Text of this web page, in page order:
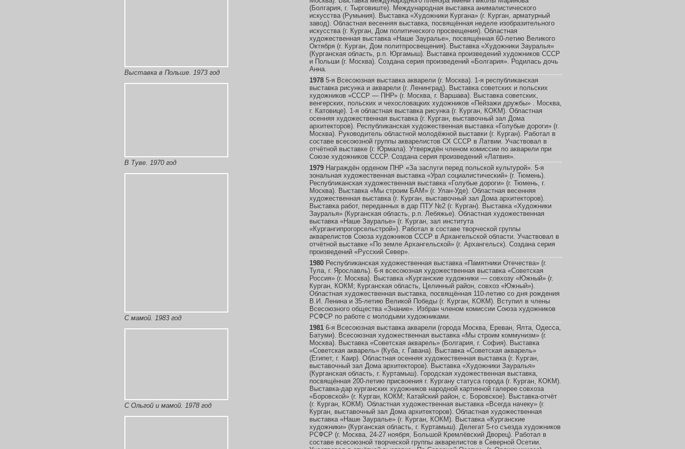
Выставка в Польше. 1973 год
В Туве. 1970 год
С мамой. 1983 год
С Ольгой и мамой. 1978 год
(Болгария, г. Тырговиште). Международная выставка анималистического
искусства (Румыния). Выставка «Художники Кургана» (г. Курган, арматурный
завод). Областная весенняя выставка, посвящённая неделе изобразительного
искусства (г. Курган, Дом политического просвещения). Областная
художественная выставка «Наше Зауралье», посвящённая 60-летию Великого
Октября (г. Курган, Дом политпросвещения). Выставка «Художники Зауралья»
(Курганская область, р.п. Юргамыш). Выставка произведений художников СССР
и Польши (г. Москва). Создана серия произведений «Болгария». Родилась дочь
Анна.
1978 5-я Всесоюзная выставка акварели (г. Москва). 1-я республиканская
выставка рисунка и акварели (г. Ленинград). Выставка советских и польских
художников «СССР — ПНР» (г. Москва, г. Варшава). Выставка советских,
венгерских, польских и чехословацких художников «Пейзажи дружбы» . Москва,
г. Катовице). 1-я областная выставка рисунка (г. Курган, КОКМ). Областная
осенняя художественная выставка (г. Курган, выставочный зал Дома
архитекторов). Республиканская художественная выставка «Голубые дороги» (г.
Москва). Руководитель областной молодёжной выставки (г. Курган). Работал в
составе всесоюзной группы акварелистов СХ СССР в Латвии. Участвовал в
отчётной выставке (г. Юрмала). Утверждён членом комиссии по акварели при
Союзе художников СССР. Создана серия произведений «Латвия».
1979 Награждён орденом ПНР «За заслуги перед польской культурой». 5-я
зональная художественная выставка «Урал социалистический» (г. Тюмень).
Республиканская художественная выставка «Голубые дороги» (г. Тюмень, г.
Москва). Выставка «Мы строим БАМ» (г. Улан-Уде). Областная весенняя
художественная выставка (г. Курган, выставочный зал Дома архитекторов).
Выставка работ, переданных в дар ПТУ №2 (г. Курган). Выставка «Художники
Зауралья» (Курганская область, р.п. Лебяжье). Областная художественная
выставка «Наше Зауралье» (г. Курган, зал института
«Кургангипрогорсельстрой»). Работал в составе творческой группы
акварелистов Союза художников СССР в Архангельской области. Участвовал в
отчётной выставке «По земле Архангельской» (г. Архангельск). Создана серия
произведений «Русский Север».
1980 Республиканская художественная выставка «Памятники Отечества» (г.
Тула, г. Ярославль). 6-я всесоюзная художественная выставка «Советская
Россия» (г. Москва). Выставка «Курганские художники — совхозу «Южный» (г.
Курган, КОКМ; Курганская область, Целинный район, совхоз «Южный»).
Областная художественная выставка, посвящённая 110-летию со дня рождения
В.И. Ленина и 35-летию Великой Победы (г. Курган, КОКМ). Вступил в члены
Всесоюзного общества «Знание». Избран членом комиссии Союза художников
РСФСР по работе с молодыми художниками.
1981 6-я Всесоюзная выставка акварели (города Москва, Ереван, Ялта, Одесса,
Батуми). Всесоюзная художественная выставка «Мы строим коммунизм» (г.
Москва). Выставка «Советская акварель» (Болгария, г. София). Выставка
«Советская акварель» (Куба, г. Гавана). Выставка «Советская акварель»
(Египет, г. Каир). Областная осенняя художественная выставка (г. Курган,
выставочный зал Дома архитекторов). Выставка «Художники Зауралья»
(Курганская область, г. Куртамыш). Городская художественная выставка,
посвящённая 200-летию присвоения г. Кургану статуса города (г. Курган, КОКМ).
Выставка-дар курганских художников народной картинной галерее совхоза
«Боровской» (г. Курган, КОКМ; Катайский район, с. Боровское). Выставка-отчёт
(г. Курган, КОКМ). Областная художественная выставка «Всегда начеку» (г.
Курган, выставочный зал Дома архитекторов). Областная художественная
выставка «Наше Зауралье» (г. Курган, КОКМ). Выставка «Курганские
художники» (Курганская область, г. Куртамыш). Делегат 5-го съезда художников
РСФСР (г. Москва, 24-27 ноября, Большой Кремлёвский Дворец). Работал в
составе всесоюзной творческой группы акварелистов в Северной Осетии.